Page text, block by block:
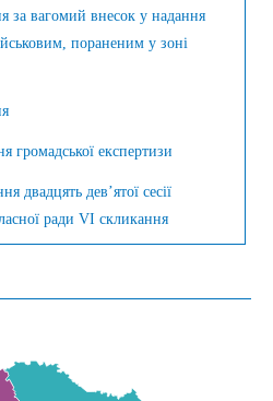
за вагомий внесок у надання
пораненим у зоні
експертизи
двадцять дев’ятої сесії
ради VI скликання